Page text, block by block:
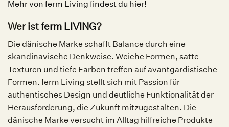
Mehr von ferm Living findest du hier!
Wer istferm LIVING?
Die dänische Marke schafft Balance durch eine
skandinavische Denkweise. Weiche Formen, satte
Texturen und tiefe Farben treffen auf avantgardistische
Formen. ferm Living stellt sich mit Passion für
authentisches Design und deutliche Funktionalität der
Herausforderung, die Zukunft mitzugestalten. Die
dänische Marke versucht im Alltag hilfreiche Produkte